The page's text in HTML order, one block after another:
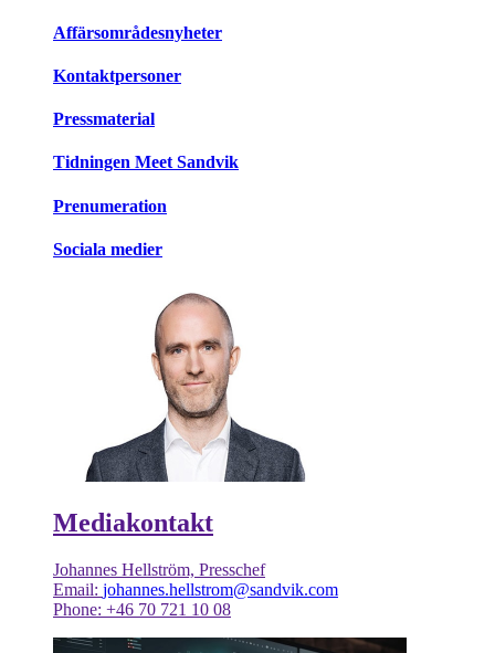
Affärsområdesnyheter
Kontaktpersoner
Pressmaterial
Tidningen Meet Sandvik
Prenumeration
Sociala medier
Mediakontakt
Johannes Hellström, Presschef
Email: johannes.hellstrom@sandvik.com
Phone: +46 70 721 10 08